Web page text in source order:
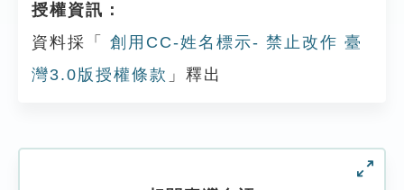
授權資訊：
資料採「
創用CC-姓名標示- 禁止改作 臺
灣3.0版授權條款 」釋出